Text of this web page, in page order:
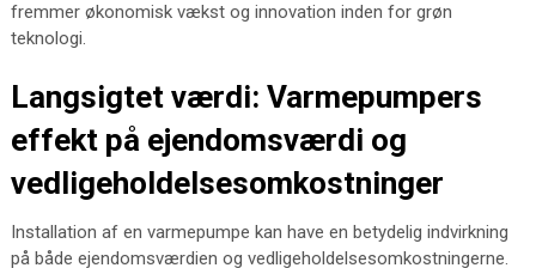
fremmer økonomisk vækst og innovation inden for grøn
teknologi.
Langsigtet værdi: Varmepumpers
effekt på ejendomsværdi og
vedligeholdelsesomkostninger
Installation af en varmepumpe kan have en betydelig indvirkning
på både ejendomsværdien og vedligeholdelsesomkostningerne.